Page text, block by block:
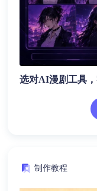
选对AI漫剧工具
制作教程